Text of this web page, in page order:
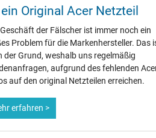
Ja
CCC
CE
NOM NYCE
PSE
UL Listed
Original Acer Netzteil
der Fälscher ist immer noch ein
Problem für die Markenhersteller. Das
der Grund, weshalb uns regelmäßig
aufgrund des fehlenden
auf den original Netzteilen erreichen.
erfahren >